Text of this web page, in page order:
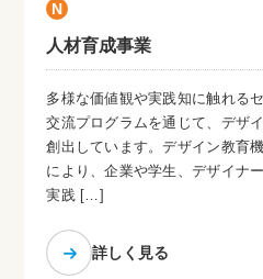
N
人材育成事業
多様な価値観や実践知に触れる
交流プログラムを通じて、デザ
創出しています。デザイン教育
により、企業や学生、デザイナ
実践 […]
詳しく見る